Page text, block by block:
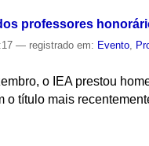
professores
— registrado em: Evento
o IEA prestou
título mais